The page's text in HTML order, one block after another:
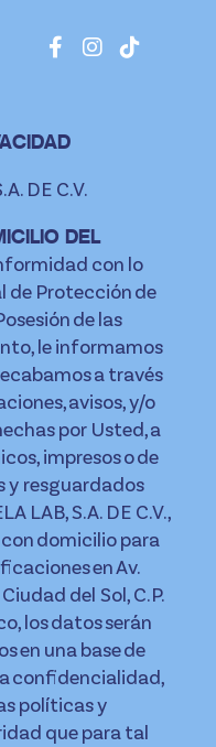
DE C.V.
DEL
con lo
de Protección de
de las
le informamos
a través
avisos, y/o
por Usted, a
impresos o de
y resguardados
LAB, S.A. DE C.V.,
con domicilio para
en Av.
del Sol, C.P.
los datos serán
en una base de
confidencialidad,
políticas y
que para tal